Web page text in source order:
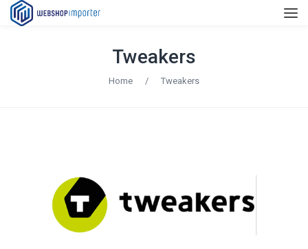
Tweakers
Home / Tweakers